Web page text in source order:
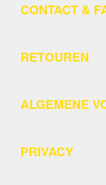
CONTACT &
RETOUREN
ALGEMENE
PRIVACY